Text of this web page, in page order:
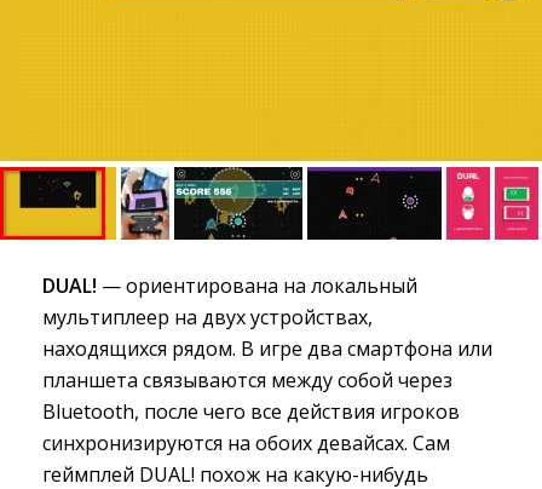
DUAL! — ориентирована на локальный
мультиплеер на двух устройствах,
находящихся рядом. В игре два смартфона или
планшета связываются между собой через
Bluetooth, после чего все действия игроков
синхронизируются на обоих девайсах. Сам
геймплей DUAL! похож на какую-нибудь